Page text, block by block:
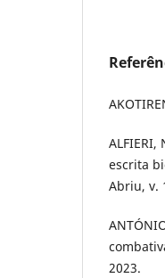
escrita
Abriu, v.
2023.